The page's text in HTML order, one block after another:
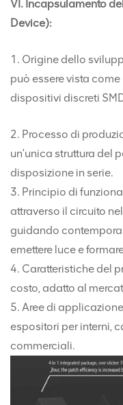
VI. Incapsulamento
Device):
1. Origine dello
può essere vista
dispositivi discreti
2. Processo di
un'unica struttura del
disposizione in serie.
3. Principio di
attraverso il circuito
guidando
emettere luce e
4. Caratteristiche del
costo, adatto al
5. Aree di
espositori per interni,
commerciali.